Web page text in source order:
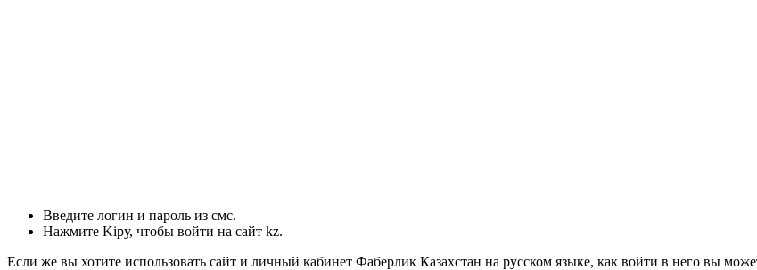
Введите логин и пароль из смс.
Нажмите Kіру, чтобы войти на сайт kz.
Если же вы хотите использовать сайт и личный кабинет Фаберлик Казахстан на русском языке, как войти в него вы